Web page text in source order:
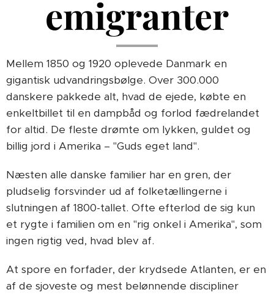
emigranter
Mellem 1850 og 1920 oplevede Danmark en
gigantisk udvandringsbølge. Over 300.000
danskere pakkede alt, hvad de ejede, købte en
enkeltbillet til en dampbåd og forlod fædrelandet
for altid. De fleste drømte om lykken, guldet og
billig jord i Amerika – "Guds eget land".
Næsten alle danske familier har en gren, der
pludselig forsvinder ud af folketællingerne i
slutningen af 1800-tallet. Ofte efterlod de sig kun
et rygte i familien om en "rig onkel i Amerika", som
ingen rigtig ved, hvad blev af.
At spore en forfader, der krydsede Atlanten, er en
af de sjoveste og mest belønnende discipliner